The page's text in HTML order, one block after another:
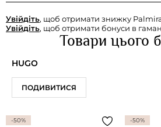
Увійдіть, щоб отримати знижку
Увійдіть, щоб отримати бонуси в
Товари цього
HUGO
ПОДИВИТИСЯ
-50% -50%